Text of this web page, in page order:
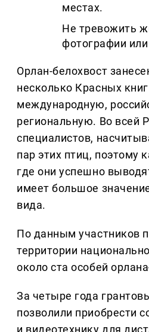
местах.
Не тревожить
фотографии
Орлан-белохвост
несколько Красных книг
международную,
региональную. Во всей
специалистов,
пар этих птиц, поэтому
где они успешно
имеет большое
вида.
По данным участников
территории
около ста особей
За четыре года
позволили приобрести